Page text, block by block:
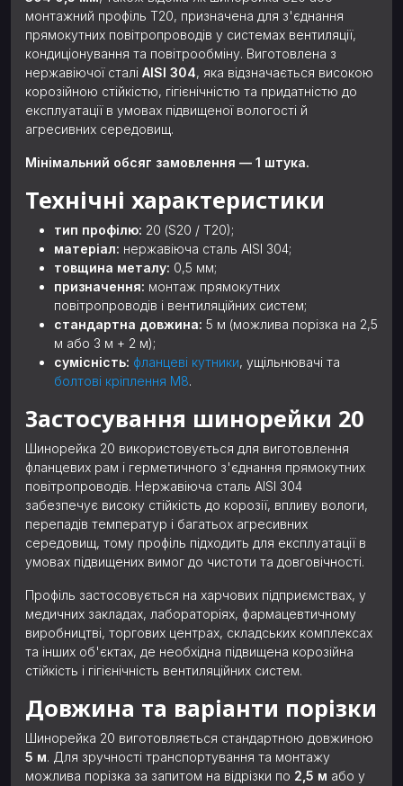
монтажний профіль Т20, призначена для з'єднання
прямокутних повітропроводів у системах вентиляції,
кондиціонування та повітрообміну. Виготовлена з
нержавіючої сталі AISI 304, яка відзначається високою
корозійною стійкістю, гігієнічністю та придатністю до
експлуатації в умовах підвищеної вологості й
агресивних середовищ.
Мінімальний обсяг замовлення — 1 штука.
Технічні характеристики
тип профілю: 20 (S20 / Т20);
матеріал: нержавіюча сталь AISI 304;
товщина металу: 0,5 мм;
призначення: монтаж прямокутних
повітропроводів і вентиляційних систем;
стандартна довжина: 5 м (можлива порізка на 2,5
м або 3 м + 2 м);
сумісність: фланцеві кутники, ущільнювачі та
болтові кріплення М8.
Застосування шинорейки 20
Шинорейка 20 використовується для виготовлення
фланцевих рам і герметичного з'єднання прямокутних
повітропроводів. Нержавіюча сталь AISI 304
забезпечує високу стійкість до корозії, впливу вологи,
перепадів температур і багатьох агресивних
середовищ, тому профіль підходить для експлуатації в
умовах підвищених вимог до чистоти та довговічності.
Профіль застосовується на харчових підприємствах, у
медичних закладах, лабораторіях, фармацевтичному
виробництві, торгових центрах, складських комплексах
та інших об'єктах, де необхідна підвищена корозійна
стійкість і гігієнічність вентиляційних систем.
Довжина та варіанти порізки
Шинорейка 20 виготовляється стандартною довжиною
5 м. Для зручності транспортування та монтажу
можлива порізка за запитом на відрізки по 2,5 м або у